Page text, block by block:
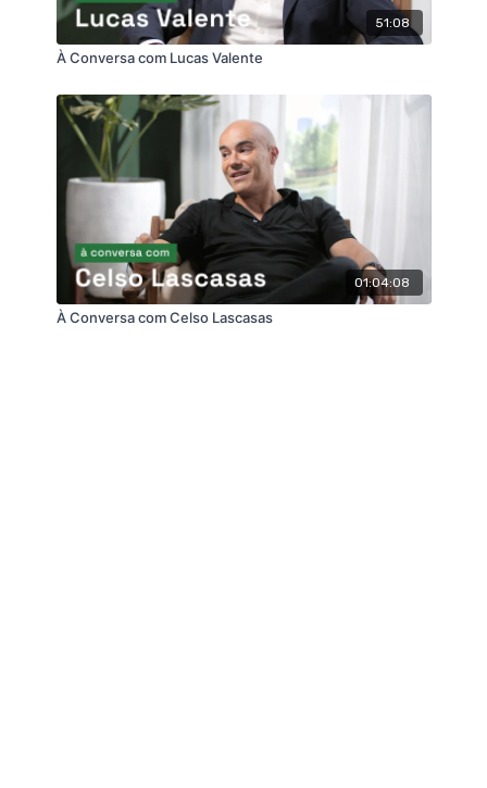
51:08
À Conversa com Lucas Valente
01:04:08
À Conversa com Celso Lascasas